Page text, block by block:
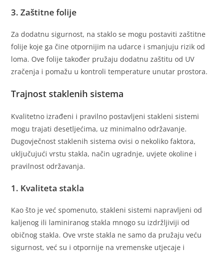
3. Zaštitne folije
Za dodatnu sigurnost, na staklo se mogu postaviti zaštitne
folije koje ga čine otpornijim na udarce i smanjuju rizik od
loma. Ove folije također pružaju dodatnu zaštitu od UV
zračenja i pomažu u kontroli temperature unutar prostora.
Trajnost staklenih sistema
Kvalitetno izrađeni i pravilno postavljeni stakleni sistemi
mogu trajati desetljećima, uz minimalno održavanje.
Dugovječnost staklenih sistema ovisi o nekoliko faktora,
uključujući vrstu stakla, način ugradnje, uvjete okoline i
pravilnost održavanja.
1. Kvaliteta stakla
Kao što je već spomenuto, stakleni sistemi napravljeni od
kaljenog ili laminiranog stakla mnogo su izdržljiviji od
običnog stakla. Ove vrste stakla ne samo da pružaju veću
sigurnost, već su i otpornije na vremenske utjecaje i